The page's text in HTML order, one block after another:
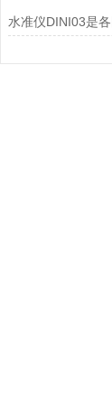
水准仪DINI03是